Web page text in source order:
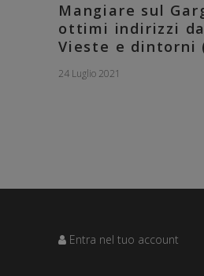
Mangiare sul
ottimi indirizzi da
Vieste e dintorni
24 Luglio 2021
Entra nel tuo account